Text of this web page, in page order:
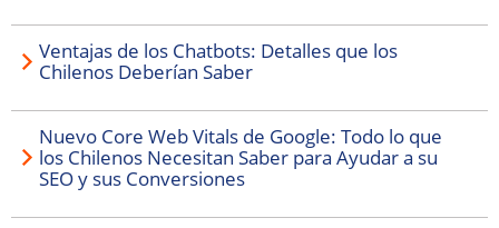
Ventajas de los Chatbots: Detalles que los
Chilenos Deberían Saber
Nuevo Core Web Vitals de Google: Todo lo que
los Chilenos Necesitan Saber para Ayudar a su
SEO y sus Conversiones